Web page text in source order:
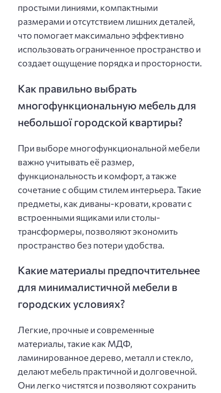
простыми линиями, компактными
размерами и отсутствием лишних деталей,
что помогает максимально эффективно
использовать ограниченное пространство и
создает ощущение порядка и просторности.
Как правильно выбрать
многофункциональную мебель для
небольшої городской квартиры?
При выборе многофункциональной мебели
важно учитывать её размер,
функциональность и комфорт, а также
сочетание с общим стилем интерьера. Такие
предметы, как диваны-кровати, кровати с
встроенными ящиками или столы-
трансформеры, позволяют экономить
пространство без потери удобства.
Какие материалы предпочтительнее
для минималистичной мебели в
городских условиях?
Легкие, прочные и современные
материалы, такие как МДФ,
ламинированное дерево, металл и стекло,
делают мебель практичной и долговечной.
Они легко чистятся и позволяют сохранить